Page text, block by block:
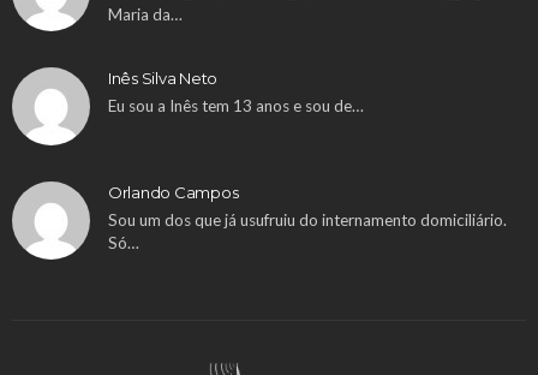
Maria da…
Inês Silva Neto
Eu sou a Inês tem 13 anos e sou de…
Orlando Campos
Sou um dos que já usufruiu do internamento domiciliário.
Só…